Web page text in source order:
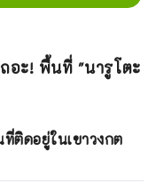
อะ! พื้นที่ "นารูโตะ
ที่ติดอยู่ในเขาวงกต